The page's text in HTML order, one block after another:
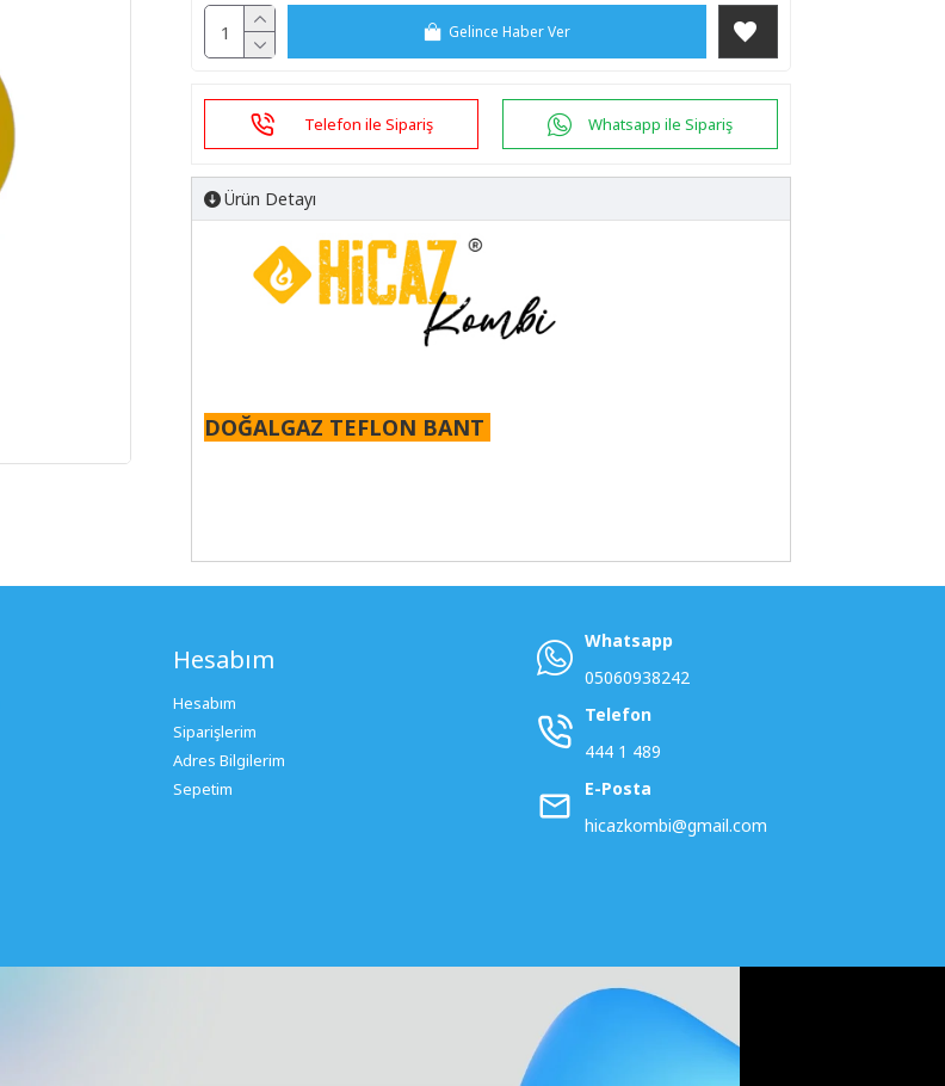
Gelince Haber Ver
Telefon ile Sipariş Whatsapp ile Sipariş
Ürün Detayı
DOĞALGAZ TEFLON BANT
Hesabım
Hesabım
Siparişlerim
Adres Bilgilerim
Sepetim
Whatsapp
05060938242
Telefon
444 1 489
E-Posta
hicazkombi@gmail.com